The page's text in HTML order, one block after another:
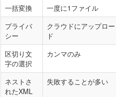
一括変換 一度に1ファイル
プライバ
シー
クラウドにアップロー
ド
区切り文
字の選択
カンマのみ
ネストさ
れたXML
失敗することが多い